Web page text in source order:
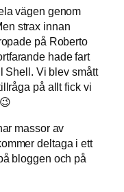
vägen genom
strax innan
på Roberto
hade fart
Shell. Vi blev smått
på allt fick vi
massor av
deltaga i ett
bloggen och på